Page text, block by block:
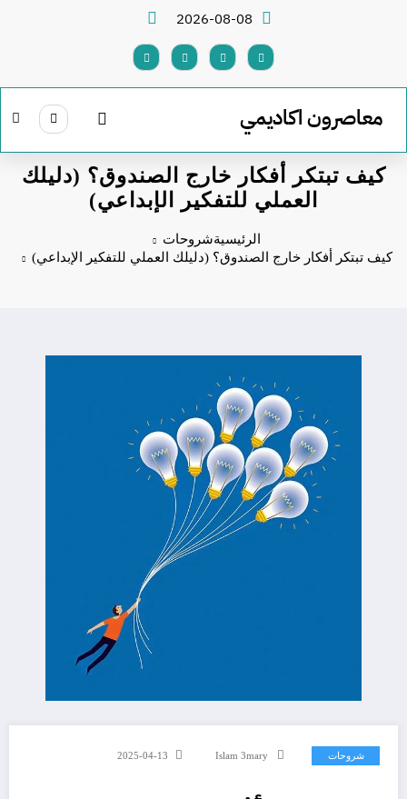
2026-08-08
معاصرون اكاديمي
كيف تبتكر أفكار خارج الصندوق؟ (دليلك
العملي للتفكير الإبداعي)
الرئيسيةشروحات
كيف تبتكر أفكار خارج الصندوق؟ (دليلك العملي للتفكير الإبداعي)
شروحات Islam 3mary
2025-04-13